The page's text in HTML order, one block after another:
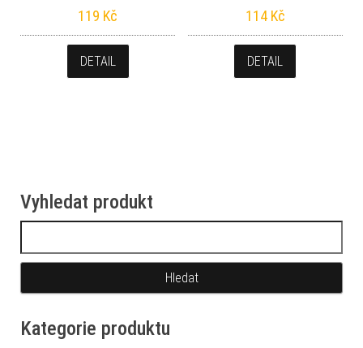
119 Kč
DETAIL
114 Kč
DETAIL
Vyhledat produkt
Kategorie produktu